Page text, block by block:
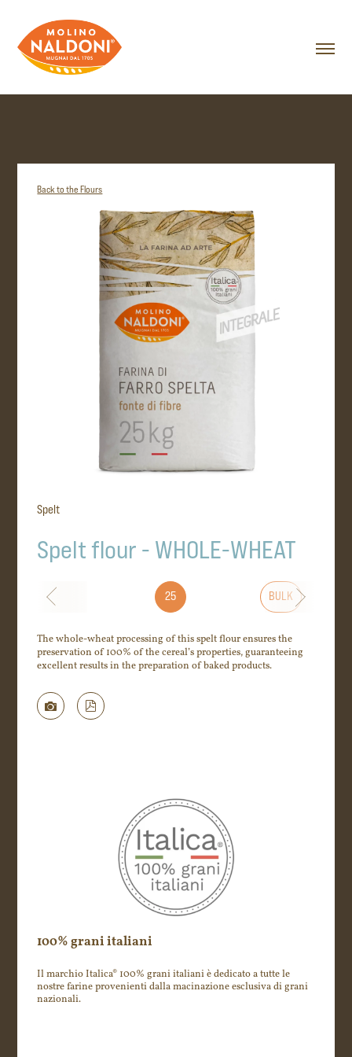
Back to the Flours
Spelt
Spelt flour - WHOLE-WHEAT
25 BULK
The whole-wheat processing of this spelt flour ensures the
preservation of 100% of the cereal’s properties, guaranteeing
excellent results in the preparation of baked products.
100% grani italiani
Il marchio Italica® 100% grani italiani è dedicato a tutte le
nostre farine provenienti dalla macinazione esclusiva di grani
nazionali.